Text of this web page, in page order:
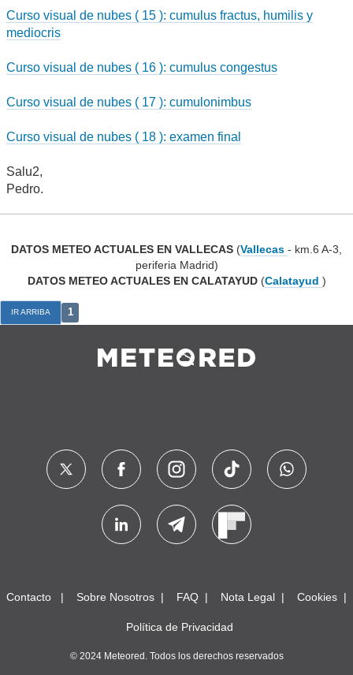
Curso visual de nubes ( 15 ): cumulus fractus, humilis y
mediocris
Curso visual de nubes ( 16 ): cumulus congestus
Curso visual de nubes ( 17 ): cumulonimbus
Curso visual de nubes ( 18 ): examen final
Salu2,
Pedro.
DATOS METEO ACTUALES EN VALLECAS (Vallecas - km.6 A-3,
periferia Madrid)
DATOS METEO ACTUALES EN CALATAYUD(Calatayud )
IR ARRIBA 1
Contacto Sobre Nosotros FAQ Nota Legal Cookies
Política de Privacidad
© 2024 Meteored. Todos los derechos reservados